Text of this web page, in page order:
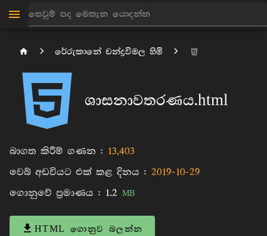
රේරුකානේ චන්ද්‍රවිමල හිමි
ශාසනාවතරණය.html
බාගත කිරීම් ගණන : 13,403
වෙබ් අඩවියට එක් කළ දිනය : 2019-10-29
ගොනුවේ ප්‍රමාණය : 1.2 MB
HTML ගොනුව බලන්න